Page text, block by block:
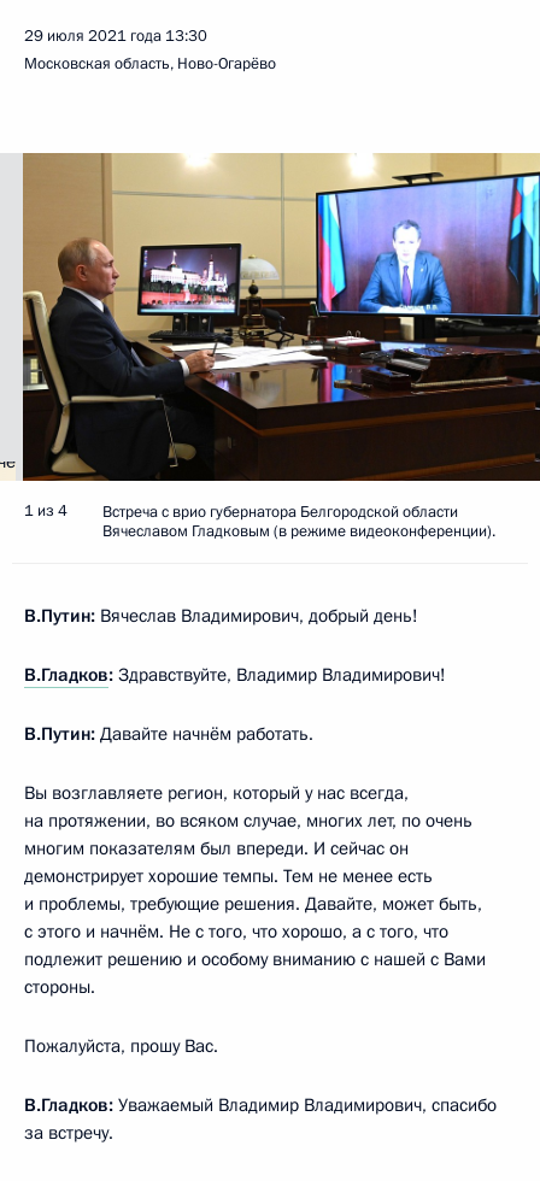
29 июля 2021 года 13:30
Московская область, Ново-Огарёво
1 из 4
Встреча с врио губернатора Белгородской области
Вячеславом Гладковым (в режиме видеоконференции).
В.Путин: Вячеслав Владимирович, добрый день!
В.Гладков: Здравствуйте, Владимир Владимирович!
В.Путин: Давайте начнём работать.
Вы возглавляете регион, который у нас всегда,
на протяжении, во всяком случае, многих лет, по очень
многим показателям был впереди. И сейчас он
демонстрирует хорошие темпы. Тем не менее есть
и проблемы, требующие решения. Давайте, может быть,
с этого и начнём. Не с того, что хорошо, а с того, что
подлежит решению и особому вниманию с нашей с Вами
стороны.
Пожалуйста, прошу Вас.
В.Гладков: Уважаемый Владимир Владимирович, спасибо
за встречу.